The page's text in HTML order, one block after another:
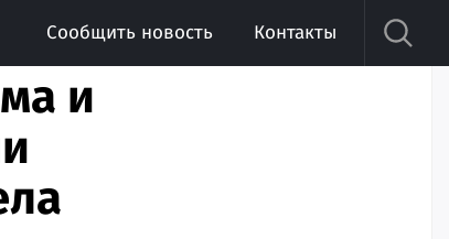
Сообщить новость Контакты
и